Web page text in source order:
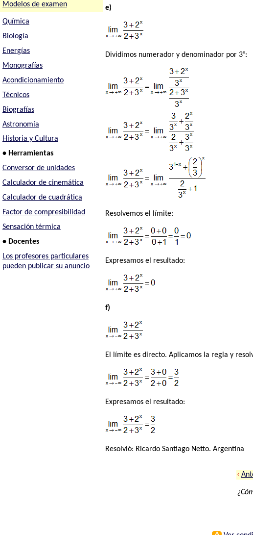
Modelos de examen
Química
Biología
Energías
Monografías
Acondicionamiento
Técnicos
Biografías
Astronomía
Historia y Cultura
• Herramientas
Conversor de unidades
Calculador de cinemática
Calculador de cuadrática
Factor de compresibilidad
Sensación térmica
• Docentes
Los profesores particulares
pueden publicar su anuncio
e)
Dividimos numerador y denominador por 3ˣ:
Resolvemos el límite:
Expresamos el resultado:
f)
El límite es directo. Aplicamos la regla y
Expresamos el resultado:
Resolvió: Ricardo Santiago Netto. Argentina
‹